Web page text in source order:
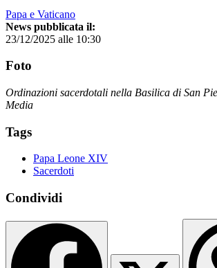
Papa e Vaticano
News pubblicata il:
23/12/2025 alle 10:30
Foto
Ordinazioni sacerdotali nella Basilica di San
Media
Tags
Papa Leone XIV
Sacerdoti
Condividi